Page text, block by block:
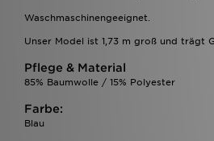
Waschmaschinengeeignet.
Unser Model ist 1,73 m groß und trägt
Pflege & Material
85% Baumwolle / 15% Polyester
Farbe:
Blau